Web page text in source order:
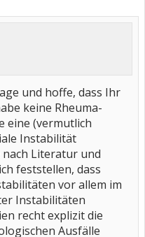
und hoffe, dass Ihr
keine Rheuma-
eine (vermutlich
Instabilität
Literatur und
feststellen, dass
vor allem im
Instabilitäten
recht explizit die
Ausfälle